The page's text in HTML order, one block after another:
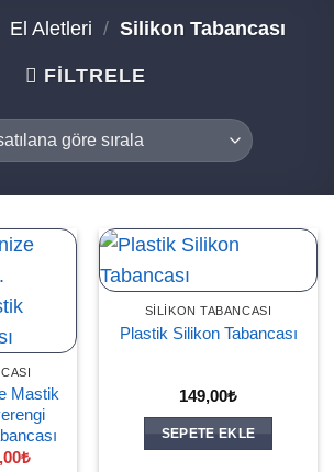
El Aletleri / Silikon Tabancası
FILTRELE
Mastik
₺Şu
SILIKON TABANCASI
Plastik Silikon Tabancası
149,00₺
SEPETE EKLE